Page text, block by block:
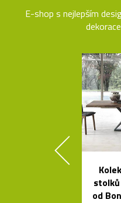
E-shop s nejlepším
od